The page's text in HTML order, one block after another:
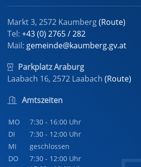
Markt 3, 2572 Kaumberg(Route)
Tel: +43 (0) 2765 / 282
Mail: gemeinde@kaumberg.gv.at
Parkplatz Araburg
Laabach 16, 2572 Laabach (Route)
Amtszeiten
MO
7:30 - 16:00 Uhr
DI
7:30 - 12:00 Uhr
MI
geschlossen
DO
7:30 - 12:00 Uhr